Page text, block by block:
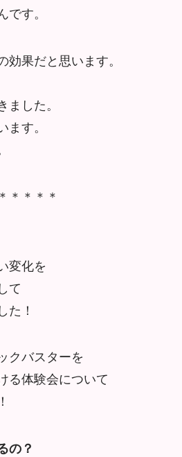
です。
効果だと思います。
ました。
ます。
＊＊＊＊
変化を
て
た！
クバスターを
る体験会について
の？